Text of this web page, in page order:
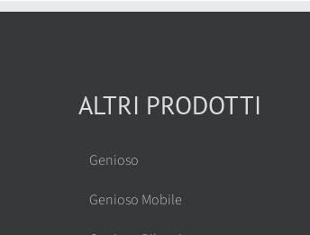
ALTRI PRODOTTI
Genioso
Genioso Mobile